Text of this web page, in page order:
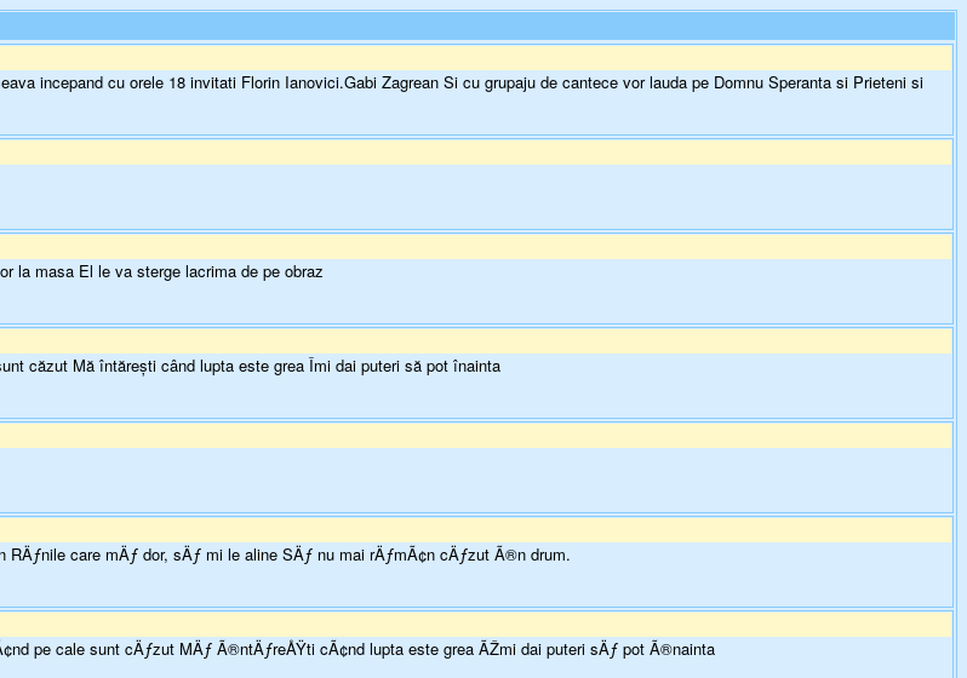
incepand cu orele 18 invitati Florin Ianovici.Gabi Zagrean Si cu grupaju de cantece vor lauda pe Domnu Speranta si Prieteni si
la masa El le va sterge lacrima de pe obraz
căzut Mă întăreşti când lupta este grea Îmi dai puteri să pot înainta
care mÄƒ dor, sÄƒ mi le aline SÄƒ nu mai rÄƒmÃ¢n cÄƒzut Ã®n drum.
pe cale sunt cÄƒzut MÄƒ Ã®ntÄƒreÅŸti cÃ¢nd lupta este grea ÃŽmi dai puteri sÄƒ pot Ã®nainta